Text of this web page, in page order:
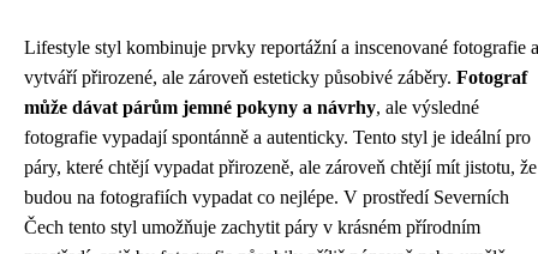
Lifestyle styl kombinuje prvky reportážní a inscenované fotografie a
vytváří přirozené, ale zároveň esteticky působivé záběry. Fotograf
může dávat párům jemné pokyny a návrhy, ale výsledné
fotografie vypadají spontánně a autenticky. Tento styl je ideální pro
páry, které chtějí vypadat přirozeně, ale zároveň chtějí mít jistotu, že
budou na fotografiích vypadat co nejlépe. V prostředí Severních
Čech tento styl umožňuje zachytit páry v krásném přírodním